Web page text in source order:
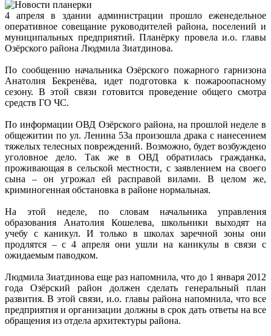
4 апреля в здании администрации прошло еженедельное
оперативное совещание руководителей района, поселений и
муниципальных предприятий. Планёрку провела и.о. главы
Озёрского района Людмила Зиатдинова.
По сообщению начальника Озёрского пожарного гарнизона
Анатолия Бекренёва, идет подготовка к пожароопасному
сезону. В этой связи готовится проведение общего смотра
средств ГО ЧС.
По информации ОВД Озёрского района, на прошлой неделе в
общежитии по ул. Ленина 53а произошла драка с нанесением
тяжелых телесных повреждений. Возможно, будет возбуждено
уголовное дело. Так же в ОВД обратилась гражданка,
проживающая в сельской местности, с заявлением на своего
сына – он угрожал ей расправой вилами. В целом же,
криминогенная обстановка в районе нормальная.
На этой неделе, по словам начальника управления
образования Анатолия Кошелева, школьники выходят на
учебу с каникул. И только в школах заречной зоны они
продлятся – с 4 апреля они ушли на каникулы в связи с
ожидаемым паводком.
Людмила Зиатдинова еще раз напомнила, что до 1 января 2012
года Озёрский район должен сделать генеральный план
развития. В этой связи, и.о. главы района напомнила, что все
предприятия и организации должны в срок дать ответы на все
обращения из отдела архитектуры района.